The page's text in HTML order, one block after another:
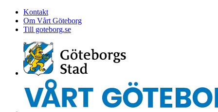
Kontakt
Om Vårt Göteborg
Till goteborg.se